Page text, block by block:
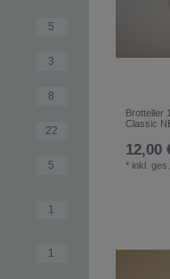
5
3
8
22
5
1
1
Brotteller
Classic
12,00
* inkl.